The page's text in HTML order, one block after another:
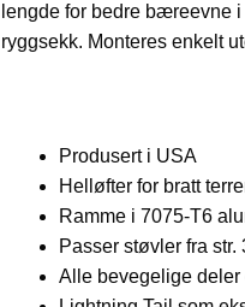
lengde for bedre bæreevne
ryggsekk. Monteres enkelt
Produsert i USA
Helløfter for bratt
Ramme i 7075-T6
Passer støvler fra str.
Alle bevegelige deler